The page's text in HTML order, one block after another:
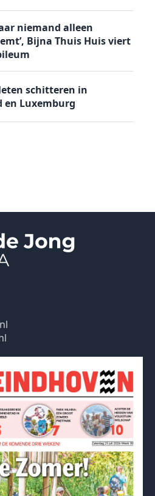
niemand alleen
Bijna Thuis Huis viert
schitteren in
en Luxemburg